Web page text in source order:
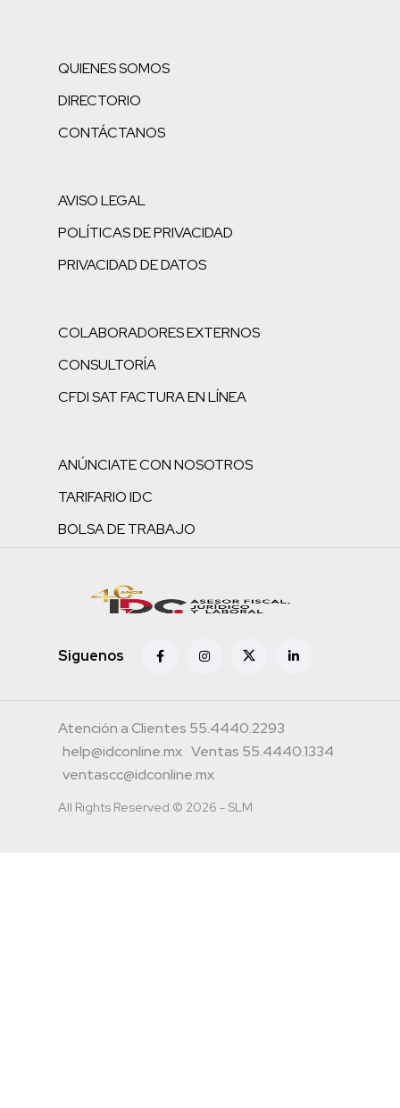
QUIENES SOMOS
DIRECTORIO
CONTÁCTANOS
AVISO LEGAL
POLÍTICAS DE PRIVACIDAD
PRIVACIDAD DE DATOS
COLABORADORES EXTERNOS
CONSULTORÍA
CFDI SAT FACTURA EN LÍNEA
ANÚNCIATE CON NOSOTROS
TARIFARIO IDC
BOLSA DE TRABAJO
Siguenos
Atención a Clientes 55.4440.2293
help@idconline.mx Ventas 55.4440.1334
ventascc@idconline.mx
All Rights Reserved © 2026 - SLM